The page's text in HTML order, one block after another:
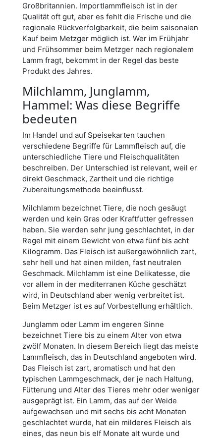
Großbritannien. Importlammfleisch ist in der
Qualität oft gut, aber es fehlt die Frische und die
regionale Rückverfolgbarkeit, die beim saisonalen
Kauf beim Metzger möglich ist. Wer im Frühjahr
und Frühsommer beim Metzger nach regionalem
Lamm fragt, bekommt in der Regel das beste
Produkt des Jahres.
Milchlamm, Junglamm,
Hammel: Was diese Begriffe
bedeuten
Im Handel und auf Speisekarten tauchen
verschiedene Begriffe für Lammfleisch auf, die
unterschiedliche Tiere und Fleischqualitäten
beschreiben. Der Unterschied ist relevant, weil er
direkt Geschmack, Zartheit und die richtige
Zubereitungsmethode beeinflusst.
Milchlamm bezeichnet Tiere, die noch gesäugt
werden und kein Gras oder Kraftfutter gefressen
haben. Sie werden sehr jung geschlachtet, in der
Regel mit einem Gewicht von etwa fünf bis acht
Kilogramm. Das Fleisch ist außergewöhnlich zart,
sehr hell und hat einen milden, fast neutralen
Geschmack. Milchlamm ist eine Delikatesse, die
vor allem in der mediterranen Küche geschätzt
wird, in Deutschland aber wenig verbreitet ist.
Beim Metzger ist es auf Vorbestellung erhältlich.
Junglamm oder Lamm im engeren Sinne
bezeichnet Tiere bis zu einem Alter von etwa
zwölf Monaten. In diesem Bereich liegt das meiste
Lammfleisch, das in Deutschland angeboten wird.
Das Fleisch ist zart, aromatisch und hat den
typischen Lammgeschmack, der je nach Haltung,
Fütterung und Alter des Tieres mehr oder weniger
ausgeprägt ist. Ein Lamm, das auf der Weide
aufgewachsen und mit sechs bis acht Monaten
geschlachtet wurde, hat ein milderes Fleisch als
eines, das neun bis elf Monate alt wurde und